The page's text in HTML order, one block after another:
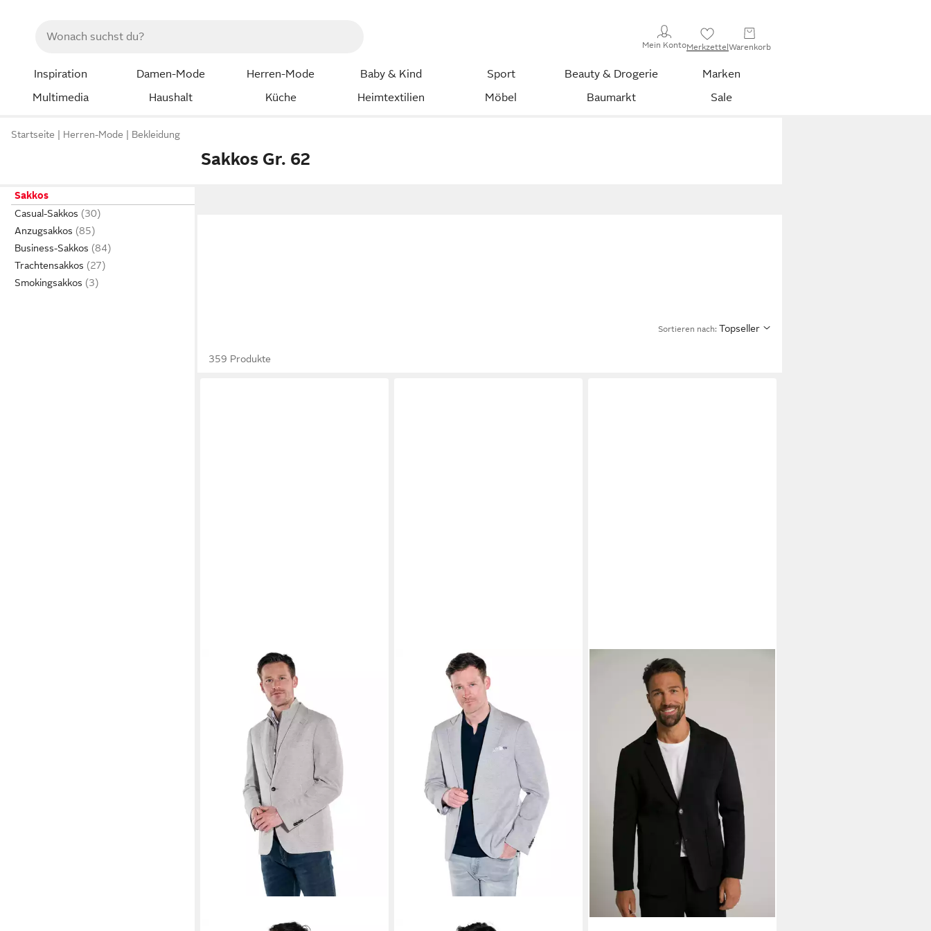
Mein KontoMerkzettelWarenkorb
Inspiration Damen-Mode Herren-Mode Baby & Kind Sport Beauty & Drogerie
Marken
Multimedia
Haushalt Küche Heimtextilien Möbel Baumarkt Sale
Startseite Herren-Mode Bekleidung
Sakkos Gr. 62
Sakkos
Casual-Sakkos
Anzugsakkos
Business-Sakkos
Trachtensakkos
Smokingsakkos
Sortieren nach: Topseller
359 Produkte